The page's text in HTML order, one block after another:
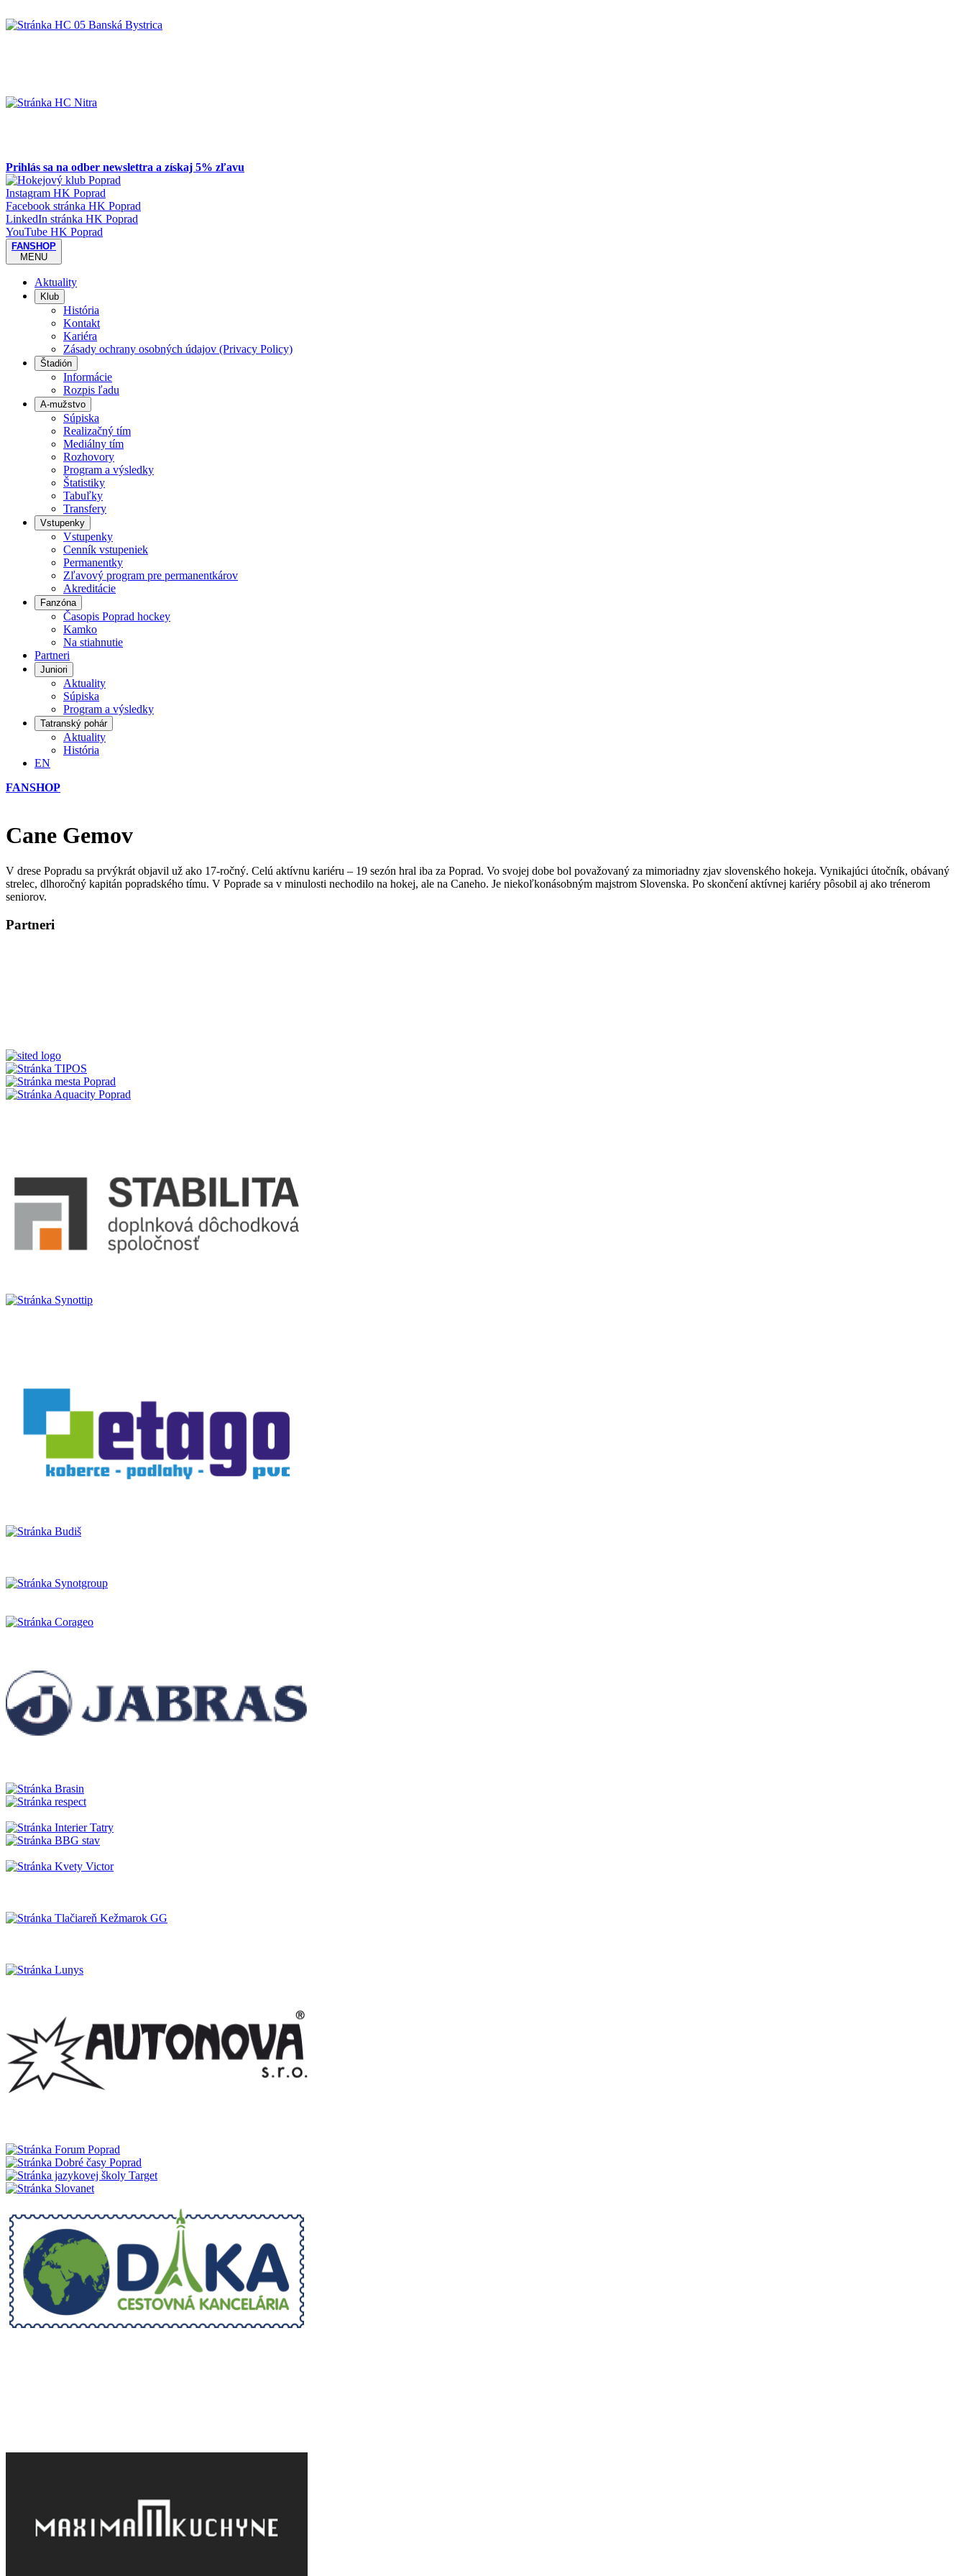
Prihlás sa na odber newslettra a získaj 5% zľavu
Instagram HK Poprad
Facebook stránka HK Poprad
LinkedIn stránka HK Poprad
YouTube HK Poprad
FANSHOP
MENU
Aktuality
Klub
História
Kontakt
Kariéra
Zásady ochrany osobných údajov (Privacy Policy)
Štadión
Informácie
Rozpis ľadu
A-mužstvo
Súpiska
Realizačný tím
Mediálny tím
Rozhovory
Program a výsledky
Štatistiky
Tabuľky
Transfery
Vstupenky
Vstupenky
Cenník vstupeniek
Permanentky
Zľavový program pre permanentkárov
Akreditácie
Fanzóna
Časopis Poprad hockey
Kamko
Na stiahnutie
Partneri
Juniori
Aktuality
Súpiska
Program a výsledky
Tatranský pohár
Aktuality
História
EN
FANSHOP
Cane Gemov
V drese Popradu sa prvýkrát objavil už ako 17-ročný. Celú aktívnu kariéru – 19 sezón hral iba za Poprad. Vo svojej dobe bol považovaný za mimoriadny zjav slovenského hokeja. Vynikajúci útočník, obávaný
strelec, dlhoročný kapitán popradského tímu. V Poprade sa v minulosti nechodilo na hokej, ale na Caneho. Je niekoľkonásobným majstrom Slovenska. Po skončení aktívnej kariéry pôsobil aj ako trénerom
seniorov.
Partneri